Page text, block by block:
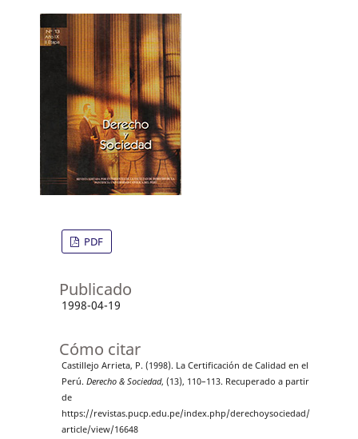
PDF
Publicado
1998-04-19
Cómo citar
Castillejo Arrieta, P. (1998). La Certificación de Calidad en el
Perú. Derecho & Sociedad, (13), 110–113. Recuperado a partir
de
https://revistas.pucp.edu.pe/index.php/derechoysociedad/
article/view/16648